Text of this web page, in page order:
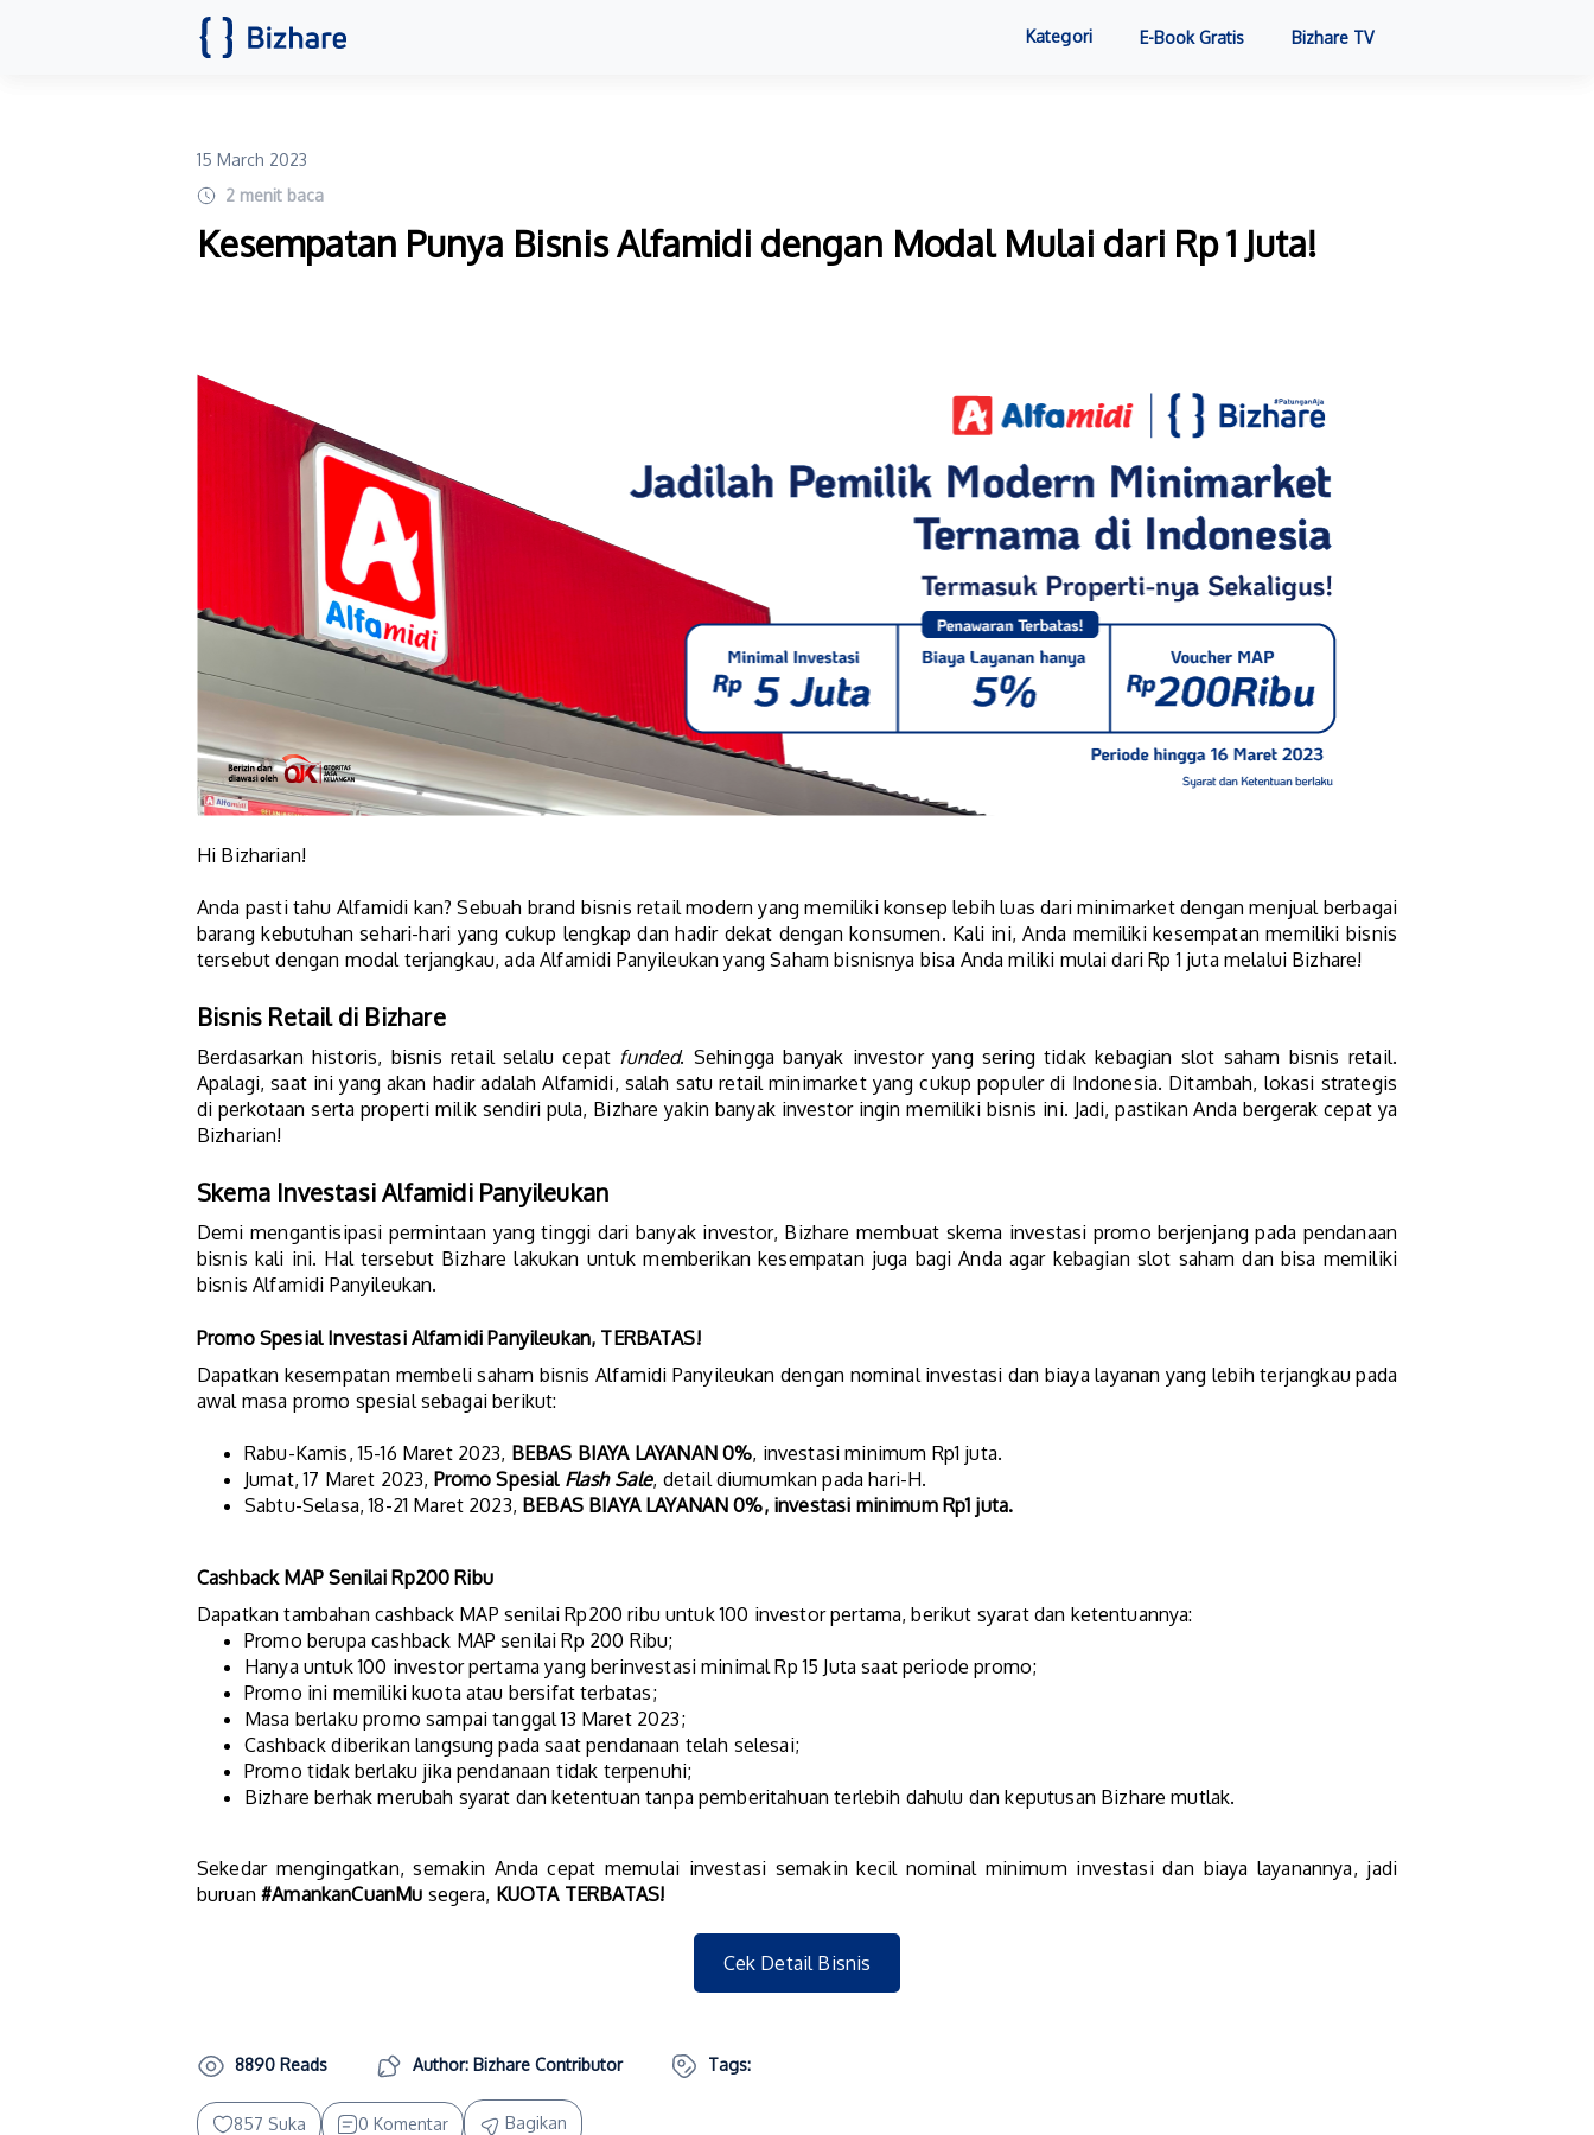
Kategori E-Book Gratis Bizhare TV
15 March 2023
2 menit baca
Kesempatan Punya Bisnis Alfamidi dengan Modal Mulai dari Rp 1 Juta!
Hi Bizharian!
Anda pasti tahu Alfamidi kan? Sebuah brand bisnis retail modern yang memiliki konsep lebih luas dari minimarket dengan menjual berbagai
barang kebutuhan sehari-hari yang cukup lengkap dan hadir dekat dengan konsumen. Kali ini, Anda memiliki kesempatan memiliki bisnis
tersebut dengan modal terjangkau, ada Alfamidi Panyileukan yang Saham bisnisnya bisa Anda miliki mulai dari Rp 1 juta melalui Bizhare!
Bisnis Retail di Bizhare
Berdasarkan historis, bisnis retail selalu cepat funded. Sehingga banyak investor yang sering tidak kebagian slot saham bisnis retail.
Apalagi, saat ini yang akan hadir adalah Alfamidi, salah satu retail minimarket yang cukup populer di Indonesia. Ditambah, lokasi strategis
di perkotaan serta properti milik sendiri pula, Bizhare yakin banyak investor ingin memiliki bisnis ini. Jadi, pastikan Anda bergerak cepat ya
Bizharian!
Skema Investasi Alfamidi Panyileukan
Demi mengantisipasi permintaan yang tinggi dari banyak investor, Bizhare membuat skema investasi promo berjenjang pada pendanaan
bisnis kali ini. Hal tersebut Bizhare lakukan untuk memberikan kesempatan juga bagi Anda agar kebagian slot saham dan bisa memiliki
bisnis Alfamidi Panyileukan.
Promo Spesial Investasi Alfamidi Panyileukan, TERBATAS!
Dapatkan kesempatan membeli saham bisnis Alfamidi Panyileukan dengan nominal investasi dan biaya layanan yang lebih terjangkau pada
awal masa promo spesial sebagai berikut:
Rabu-Kamis, 15-16 Maret 2023, BEBAS BIAYA LAYANAN 0%, investasi minimum Rp1 juta.
Jumat, 17 Maret 2023, Promo Spesial Flash Sale, detail diumumkan pada hari-H.
Sabtu-Selasa, 18-21 Maret 2023, BEBAS BIAYA LAYANAN 0%, investasi minimum Rp1 juta.
Cashback MAP Senilai Rp200 Ribu
Dapatkan tambahan cashback MAP senilai Rp200 ribu untuk 100 investor pertama, berikut syarat dan ketentuannya:
Promo berupa cashback MAP senilai Rp 200 Ribu;
Hanya untuk 100 investor pertama yang berinvestasi minimal Rp 15 Juta saat periode promo;
Promo ini memiliki kuota atau bersifat terbatas;
Masa berlaku promo sampai tanggal 13 Maret 2023;
Cashback diberikan langsung pada saat pendanaan telah selesai;
Promo tidak berlaku jika pendanaan tidak terpenuhi;
Bizhare berhak merubah syarat dan ketentuan tanpa pemberitahuan terlebih dahulu dan keputusan Bizhare mutlak.
Sekedar mengingatkan, semakin Anda cepat memulai investasi semakin kecil nominal minimum investasi dan biaya layanannya, jadi
buruan#AmankanCuanMu segera, KUOTA TERBATAS!
Cek Detail Bisnis
8890 Reads Author: Bizhare Contributor Tags:
857 Suka 0 Komentar Bagikan